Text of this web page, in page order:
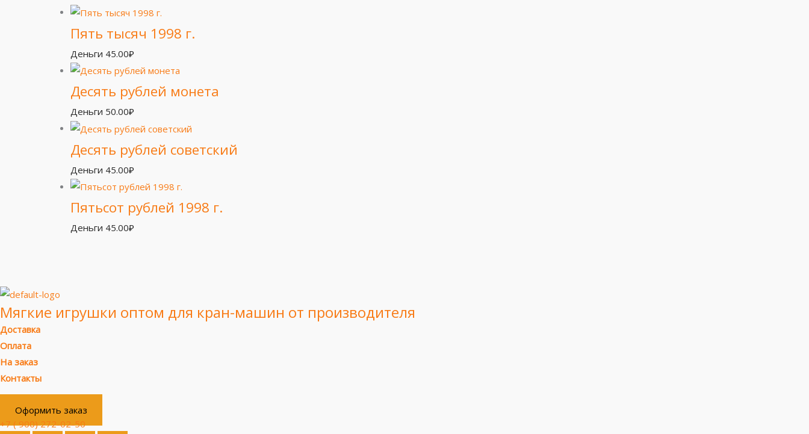
Пять тысяч 1998 г.
Деньги 45.00₽
Десять рублей монета
Деньги 50.00₽
Десять рублей советский
Деньги 45.00₽
Пятьсот рублей 1998 г.
Деньги 45.00₽
Мягкие игрушки оптом для кран-машин от производителя
Доставка
Оплата
На заказ
Контакты
Оформить заказ
+7 ( 900) 272-02-50